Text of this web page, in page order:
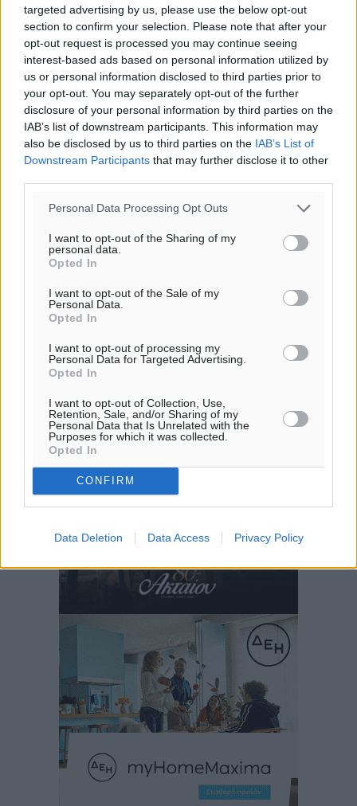
targeted advertising by us, please use the below opt-out
section to confirm your selection. Please note that after your
opt-out request is processed you may continue seeing
interest-based ads based on personal information utilized by
us or personal information disclosed to third parties prior to
your opt-out. You may separately opt-out of the further
disclosure of your personal information by third parties on the
IAB’s list of downstream participants. This information may
also be disclosed by us to third parties on the IAB’s List of
Downstream Participants that may further disclose it to other
Personal Data Processing Opt Outs
I want to opt-out of the Sharing of my
personal data.
Opted In
I want to opt-out of the Sale of my
Personal Data.
Opted In
I want to opt-out of processing my
Personal Data for Targeted Advertising.
Opted In
I want to opt-out of Collection, Use,
Retention, Sale, and/or Sharing of my
Personal Data that Is Unrelated with the
Purposes for which it was collected.
Opted In
CONFIRM
Data Deletion Data Access Privacy Policy
06:17
20:08
πρόγνωση:
33°
ΠΑ
28°
ΣΑ
29°
ΚΥ
30°